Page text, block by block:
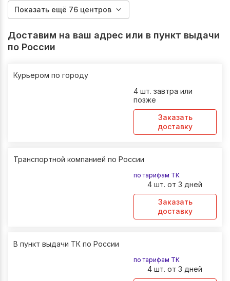
Показать ещё 76 центров
Доставим на ваш адрес или в пункт выдачи
по России
Курьером по городу
4 шт. завтра или
позже
Заказать
доставку
Транспортной компанией по России
по тарифам ТК
4 шт. от 3 дней
Заказать
доставку
В пункт выдачи ТК по России
по тарифам ТК
4 шт. от 3 дней